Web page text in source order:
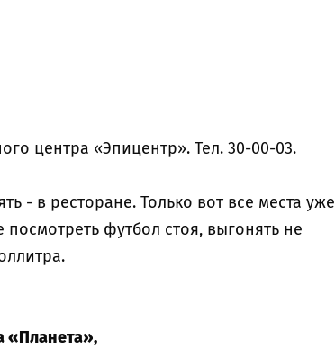
центра «Эпицентр». Тел. 30-00-03.
- в ресторане. Только вот все места уже
футбол стоя, выгонять не
«Планета»,